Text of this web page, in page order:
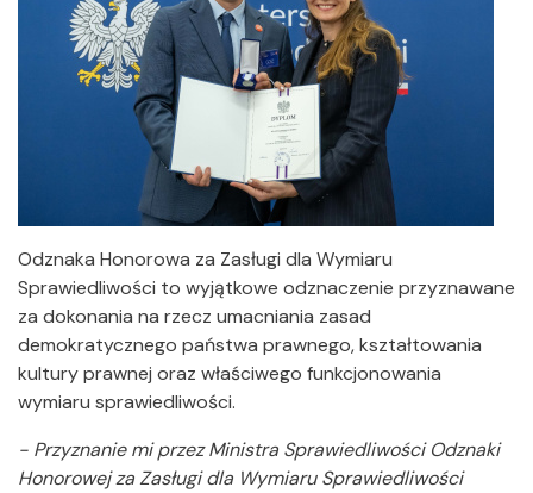
Odznaka Honorowa za Zasługi dla Wymiaru
Sprawiedliwości to wyjątkowe odznaczenie przyznawane
za dokonania na rzecz umacniania zasad
demokratycznego państwa prawnego, kształtowania
kultury prawnej oraz właściwego funkcjonowania
wymiaru sprawiedliwości.
- Przyznanie mi przez Ministra Sprawiedliwości Odznaki
Honorowej za Zasługi dla Wymiaru Sprawiedliwości